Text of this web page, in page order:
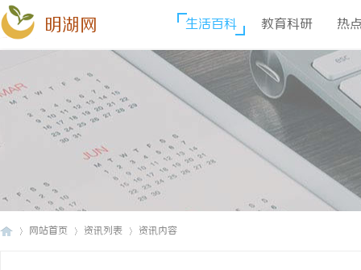
明湖网 生活百科 教育科研 热
网站首页 资讯列表 资讯内容